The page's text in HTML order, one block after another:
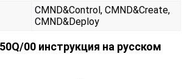
CMND&Control, CMND&Create,
CMND&Deploy
00 инструкция на русском